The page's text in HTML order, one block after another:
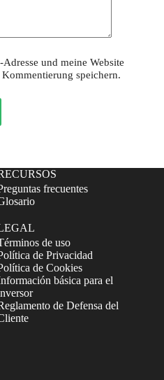
und meine Website
speichern.
frecuentes
de uso
de Privacidad
de Cookies
básica para el
de Defensa del